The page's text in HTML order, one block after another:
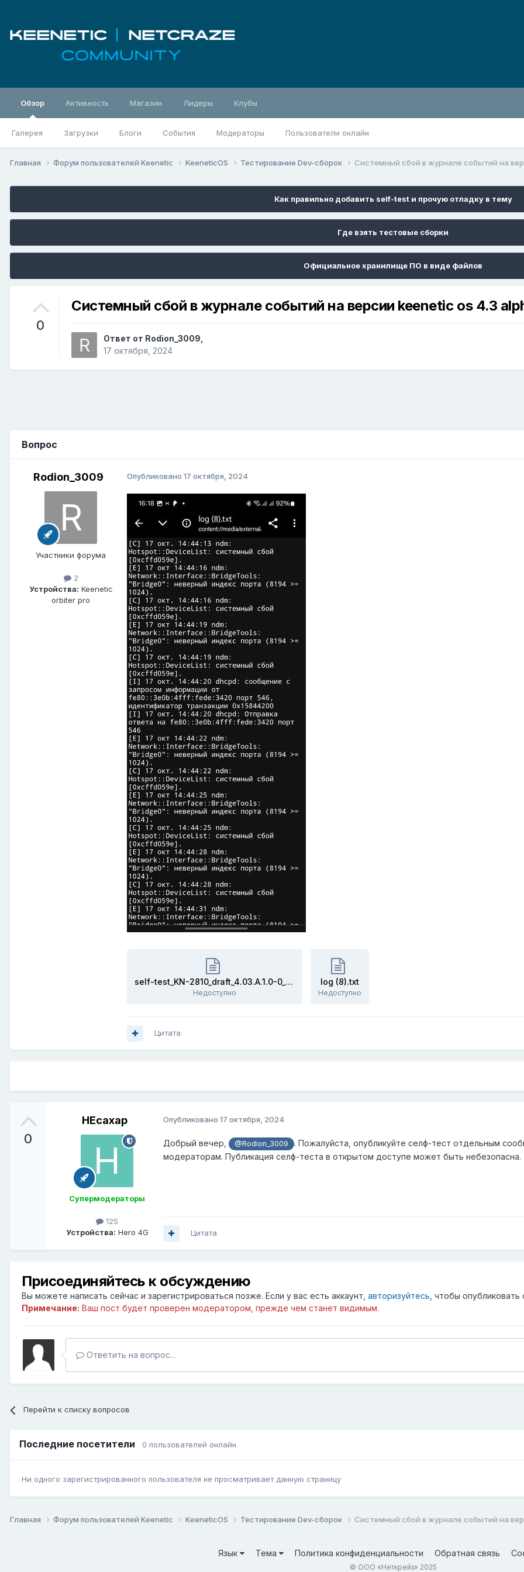
Обзор
Галерея Загрузки Блоги События Модераторы Пользователи онлайн
Активность Магазин Лидеры Клубы
Главная Форум пользователей Keenetic KeeneticOS Тестирование Dev-сборок Системный сбой в журнале событий на
Как правильно добавить self-test и прочую отладку в тему
Где взять тестовые сборки
Официальное хранилище ПО в виде файлов
0
Системный сбой в журнале событий на версии keenetic os 4.3
Ответ от Rodion_3009
17 октября, 2024
Вопрос
Rodion_3009
Участники форума
2
Устройства: Keenetic
orbiter pro
Опубликовано 17 октября, 2024
self-test_KN-2810_draft_4.03.A.1.0-0_router_2024-10-17T16-19-19.985Z.txt
Недоступно
log (8).txt
Недоступно
Цитата
0
HEcaxap
Супермодераторы
125
Устройства: Hero 4G
Опубликовано 17 октября, 2024
Добрый вечер, @Rodion_3009
. Пожалуйста, опубликуйте селф-тест отдельным
модераторам. Публикация селф-теста в открытом доступе может быть небезопасна.
Цитата
Присоединяйтесь к обсуждению
Вы можете написать сейчас и зарегистрироваться позже. Если у вас есть аккаунт, авторизуйтесь , чтобы
Примечание: Ваш пост будет проверен модератором, прежде чем станет видимым.
Ответить на вопрос...
Перейти к списку вопросов
Последние посетители 0 пользователей онлайн
Ни одного зарегистрированного пользователя не просматривает данную страницу
Главная Форум пользователей Keenetic KeeneticOS Тестирование Dev-сборок Системный сбой в журнале событий на
Язык Тема Политика конфиденциальности Обратная связь
© ООО «Неткрейз» 2025